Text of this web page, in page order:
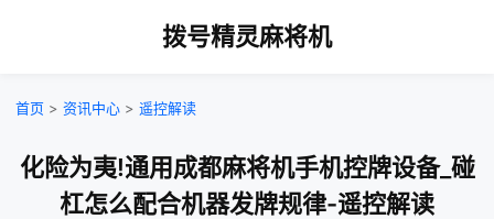
拨号精灵麻将机
首页 > 资讯中心 > 遥控解读
化险为夷!通用成都麻将机手机控牌设备_碰
杠怎么配合机器发牌规律-遥控解读